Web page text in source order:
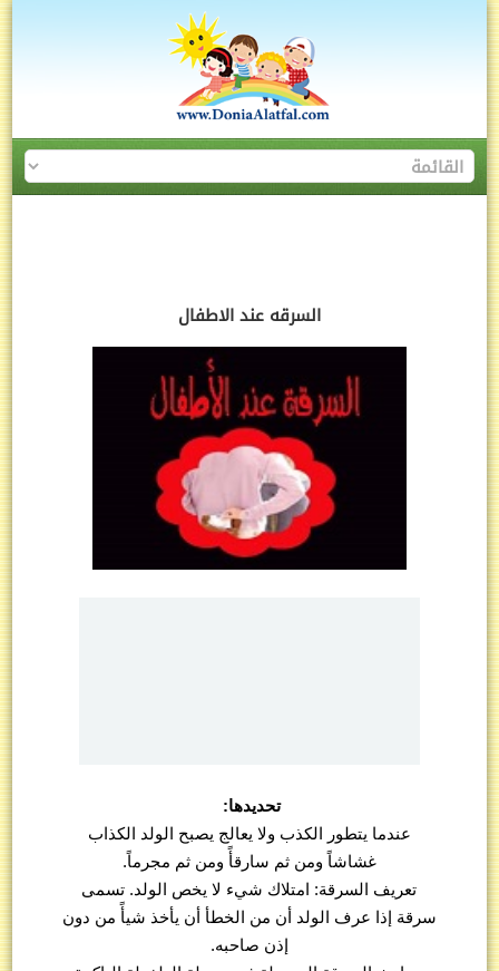
السرقه عند الاطفال
تحديدها:
عندما يتطور الكذب ولا يعالج يصبح الولد الكذاب
غشاشاً ومن ثم سارقأً ومن ثم مجرماً.
تعريف السرقة: امتلاك شيء لا يخص الولد. تسمى
سرقة إذا عرف الولد أن من الخطأ أن يأخذ شيأً من دون
إذن صاحبه.